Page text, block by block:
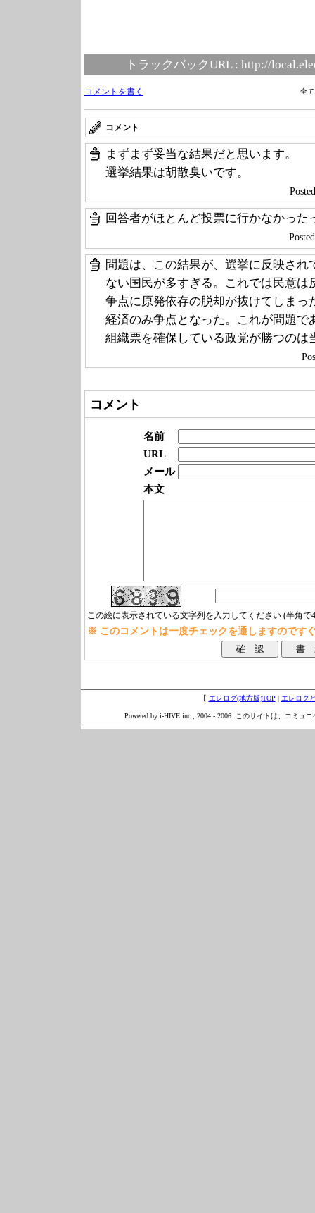
トラックバックURL : http://
コメントを書く 全
コメント
まずまず妥当な結果だと思います。
選挙結果は胡散臭いです。
回答者がほとんど投票に行かなかった
問題は、この結果が、選挙に反映さ
ない国民が多すぎる。これでは民意は
争点に原発依存の脱却が抜けてしまっ
経済のみ争点となった。これが問題で
組織票を確保している政党が勝つのは
コメント
名前
URL
メール
本文
この絵に表示されている文字列を入力してください (半角で
※ このコメントは一度チェックを通しますのです
【 エレログ(地方版)TOP | エレログ
Powered by i-HIVE inc., 2004 - 2006. このサイトは、コミュ